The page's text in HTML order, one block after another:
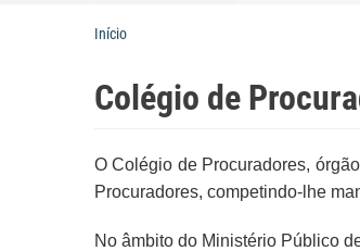
Início
Colégio de
O Colégio de Procuradores,
Procuradores, competindo-lhe
No âmbito do Ministério Público